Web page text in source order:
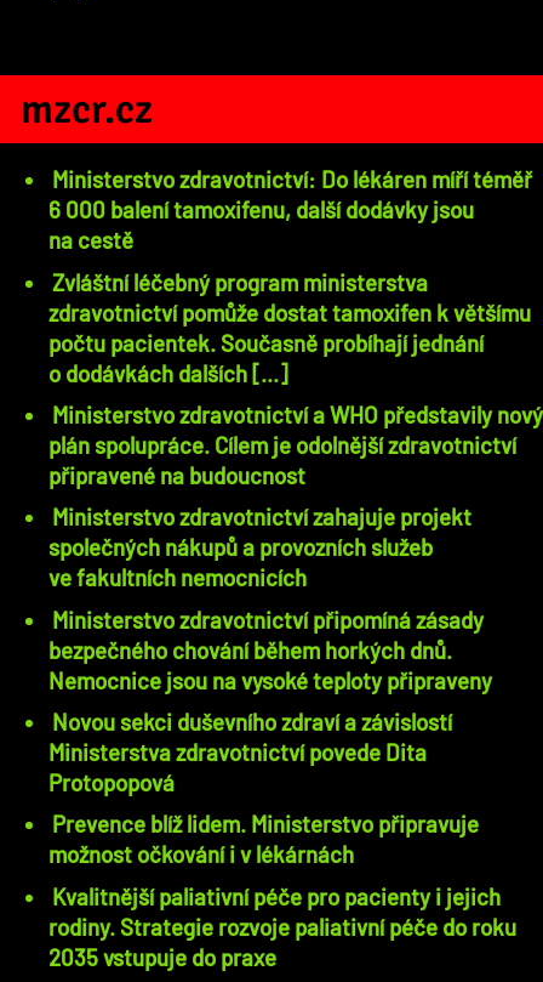
mzcr.cz
Ministerstvo zdravotnictví: Do lékáren míří téměř
6 000 balení tamoxifenu, další dodávky jsou
na cestě
Zvláštní léčebný program ministerstva
zdravotnictví pomůže dostat tamoxifen k většímu
počtu pacientek. Současně probíhají jednání
o dodávkách dalších [...]
Ministerstvo zdravotnictví a WHO představily nový
plán spolupráce. Cílem je odolnější zdravotnictví
připravené na budoucnost
Ministerstvo zdravotnictví zahajuje projekt
společných nákupů a provozních služeb
ve fakultních nemocnicích
Ministerstvo zdravotnictví připomíná zásady
bezpečného chování během horkých dnů.
Nemocnice jsou na vysoké teploty připraveny
Novou sekci duševního zdraví a závislostí
Ministerstva zdravotnictví povede Dita
Protopopová
Prevence blíž lidem. Ministerstvo připravuje
možnost očkování i v lékárnách
Kvalitnější paliativní péče pro pacienty i jejich
rodiny. Strategie rozvoje paliativní péče do roku
2035 vstupuje do praxe